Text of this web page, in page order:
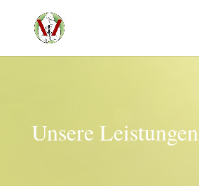
Unsere Leistungen